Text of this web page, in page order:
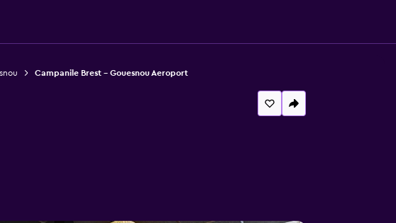
Campanile Brest - Gouesnou Aeroport